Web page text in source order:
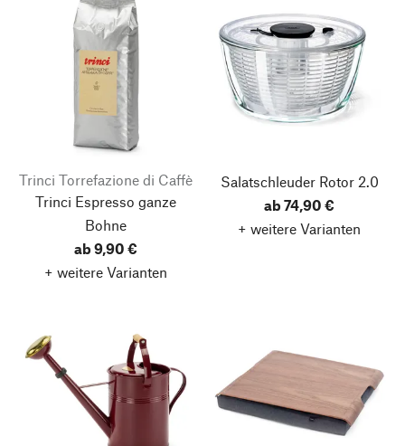
Trinci Torrefazione di Caffè
Trinci Espresso ganze
Bohne
ab 9,90 €
+ weitere Varianten
Salatschleuder Rotor 2.0
ab 74,90 €
+ weitere Varianten